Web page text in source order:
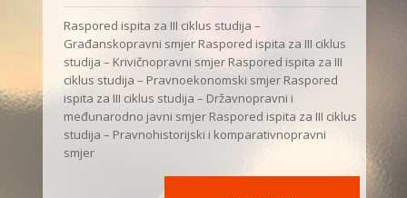
Raspored ispita za III ciklus studija –
Građanskopravni smjer Raspored ispita za III ciklus
studija – Krivičnopravni smjer Raspored ispita za III
ciklus studija – Pravnoekonomski smjer Raspored
ispita za III ciklus studija – Državnopravni i
međunarodno javni smjer Raspored ispita za III ciklus
studija – Pravnohistorijski i komparativnopravni
smjer